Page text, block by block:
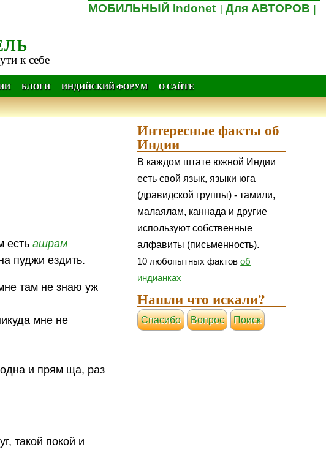
МОБИЛЬНЫЙ Indonet |Для АВТОРОВ
к себе
БЛОГИ ИНДИЙСКИЙ ФОРУМ О САЙТЕ
естьашрам
пуджи ездить.
там не знаю уж
мне не
и прям ща, раз
такой покой и
Интересные факты об
Индии
В каждом штате южной Индии
есть свой язык, языки юга
(дравидской группы) - тамили,
малаялам, каннада и другие
используют собственные
алфавиты (письменность).
10 любопытных фактовоб
индианках
Нашли что искали?
Cпасибо Вопрос Поиск